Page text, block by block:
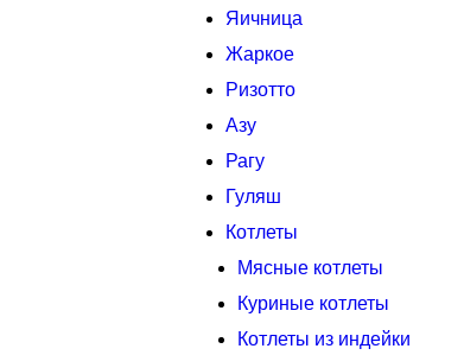
Яичница
Жаркое
Ризотто
Азу
Рагу
Гуляш
Котлеты
Мясные котлеты
Куриные котлеты
Котлеты из индейки